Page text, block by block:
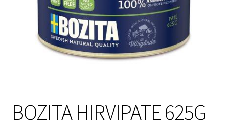
BOZITA HIRVIPATE 625G